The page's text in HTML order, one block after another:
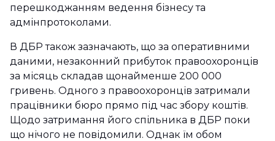
перешкоджанням ведення бізнесу та
адмінпротоколами.
В ДБР також зазначають, що за оперативними
даними, незаконний прибуток правоохоронців
за місяць складав щонайменше 200 000
гривень. Одного з правоохоронців затримали
працівники бюро прямо під час збору коштів.
Щодо затримання його спільника в ДБР поки
що нічого не повідомили. Однак їм обом